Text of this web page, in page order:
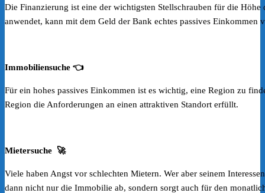
Die Finanzierung ist eine der wichtigsten Stellschrauben für die
anwendet, kann mit dem Geld der Bank echtes passives Einkommen
Immobiliensuche 👈
Für ein hohes passives Einkommen ist es wichtig, eine Region zu
Region die Anforderungen an einen attraktiven Standort erfüllt.
Mietersuche 🚀
Viele haben Angst vor schlechten Mietern. Wer aber seinem
dann nicht nur die Immobilie ab, sondern sorgt auch für den